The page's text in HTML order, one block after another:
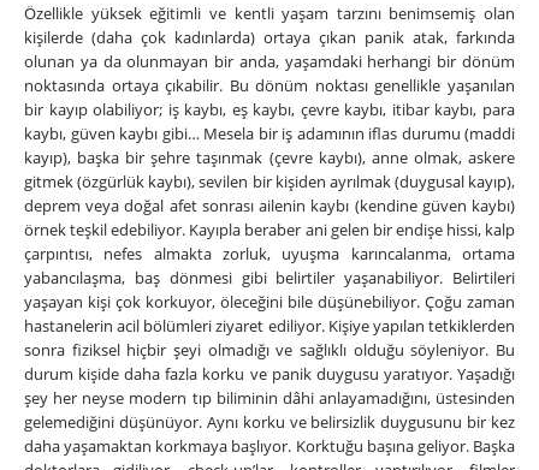
Özellikle yüksek eğitimli ve kentli yaşam tarzını benimsemiş olan
kişilerde (daha çok kadınlarda) ortaya çıkan panik atak, farkında
olunan ya da olunmayan bir anda, yaşamdaki herhangi bir dönüm
noktasında ortaya çıkabilir. Bu dönüm noktası genellikle yaşanılan
bir kayıp olabiliyor; iş kaybı, eş kaybı, çevre kaybı, itibar kaybı, para
kaybı, güven kaybı gibi… Mesela bir iş adamının iflas durumu (maddi
kayıp), başka bir şehre taşınmak (çevre kaybı), anne olmak, askere
gitmek (özgürlük kaybı), sevilen bir kişiden ayrılmak (duygusal kayıp),
deprem veya doğal afet sonrası ailenin kaybı (kendine güven kaybı)
örnek teşkil edebiliyor. Kayıpla beraber ani gelen bir endişe hissi, kalp
çarpıntısı, nefes almakta zorluk, uyuşma karıncalanma, ortama
yabancılaşma, baş dönmesi gibi belirtiler yaşanabiliyor. Belirtileri
yaşayan kişi çok korkuyor, öleceğini bile düşünebiliyor. Çoğu zaman
hastanelerin acil bölümleri ziyaret ediliyor. Kişiye yapılan tetkiklerden
sonra fiziksel hiçbir şeyi olmadığı ve sağlıklı olduğu söyleniyor. Bu
durum kişide daha fazla korku ve panik duygusu yaratıyor. Yaşadığı
şey her neyse modern tıp biliminin dâhi anlayamadığını, üstesinden
gelemediğini düşünüyor. Aynı korku ve belirsizlik duygusunu bir kez
daha yaşamaktan korkmaya başlıyor. Korktuğu başına geliyor. Başka